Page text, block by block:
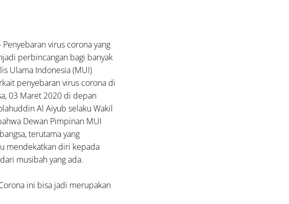
Penyebaran virus corona yang
perbincangan bagi banyak
Ulama Indonesia (MUI)
penyebaran virus corona di
03 Maret 2020 di depan
Al Aiyub selaku Wakil
Dewan Pimpinan MUI
terutama yang
mendekatkan diri kepada
musibah yang ada.
ini bisa jadi merupakan